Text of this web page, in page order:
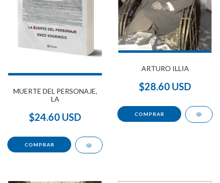
MUERTE DEL PERSONAJE,
LA
$24.60 USD
ARTURO ILLIA
$28.60 USD